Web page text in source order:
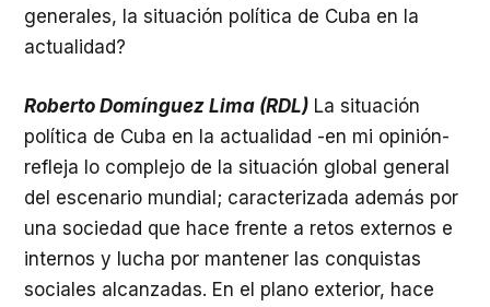
generales, la situación política de Cuba en la
actualidad?
Roberto Domínguez Lima (RDL) La situación
política de Cuba en la actualidad -en mi opinión-
refleja lo complejo de la situación global general
del escenario mundial; caracterizada además por
una sociedad que hace frente a retos externos e
internos y lucha por mantener las conquistas
sociales alcanzadas. En el plano exterior, hace